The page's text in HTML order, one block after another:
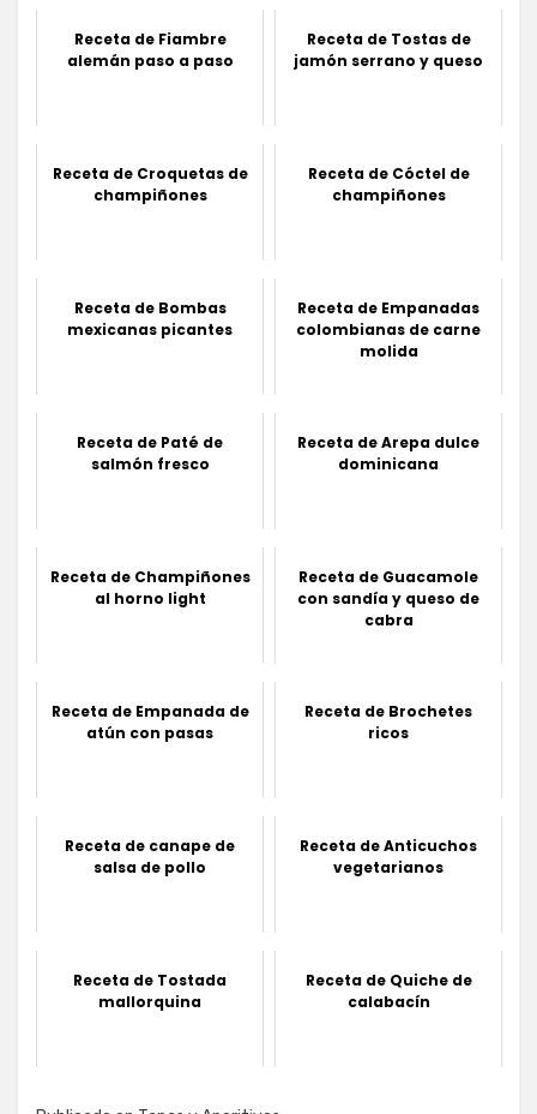
Receta de Fiambre
alemán paso a paso
Receta de Tostas de
jamón serrano y queso
Receta de Croquetas de
champiñones
Receta de Cóctel de
champiñones
Receta de Bombas
mexicanas picantes
Receta de Empanadas
colombianas de carne
molida
Receta de Paté de
salmón fresco
Receta de Arepa dulce
dominicana
Receta de Champiñones
al horno light
Receta de Guacamole
con sandía y queso de
cabra
Receta de Empanada de
atún con pasas
Receta de Brochetes
ricos
Receta de canape de
salsa de pollo
Receta de Anticuchos
vegetarianos
Receta de Tostada
mallorquina
Receta de Quiche de
calabacín